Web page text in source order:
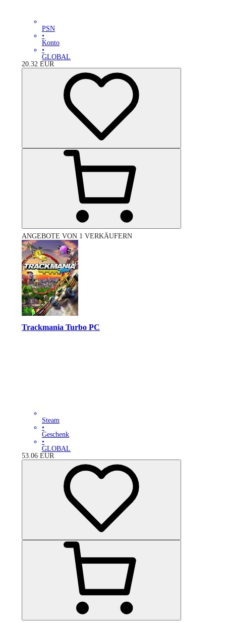
PSN
•
Konto
•
GLOBAL
20.32 EUR
ANGEBOTE VON 1 VERKÄUFERN
Trackmania Turbo PC
Steam
•
Geschenk
•
GLOBAL
53.06 EUR